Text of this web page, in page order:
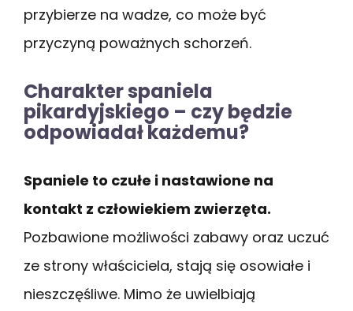
przybierze na wadze, co może być
przyczyną poważnych schorzeń.
Charakter spaniela
pikardyjskiego – czy będzie
odpowiadał każdemu?
Spaniele to czułe i nastawione na
kontakt z człowiekiem zwierzęta.
Pozbawione możliwości zabawy oraz uczuć
ze strony właściciela, stają się osowiałe i
nieszczęśliwe. Mimo że uwielbiają